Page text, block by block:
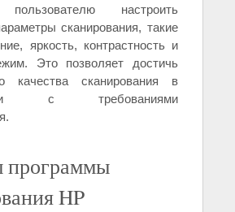
пользователю настроить
сканирования, такие
яркость, контрастность и
Это позволяет достичь
качества сканирования в
с требованиями
HP